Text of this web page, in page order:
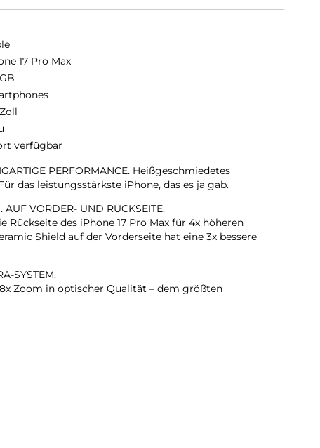
17 Pro Max
verfügbar
PERFORMANCE. Heißgeschmiedetes
das leistungsstärkste iPhone, das es ja gab.
AUF VORDER- UND RÜCKSEITE.
Rückseite des iPhone 17 Pro Max für 4x höheren
Shield auf der Vorderseite hat eine 3x bessere
SYSTEM.
Zoom in optischer Qualität – dem größten
iPhone gab. Das ist wie 8 Pro Objektive in deiner